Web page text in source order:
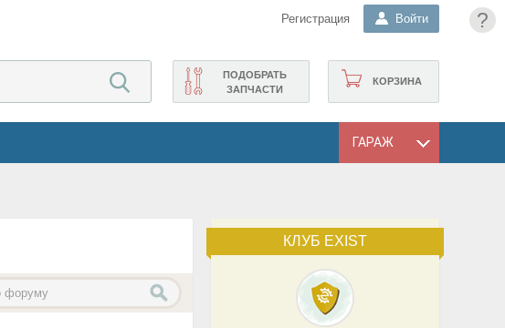
?
Регистрация Войти
КОРЗИНА
ПОДОБРАТЬ
ЗАПЧАСТИ
ГАРАЖ
КЛУБ EXIST